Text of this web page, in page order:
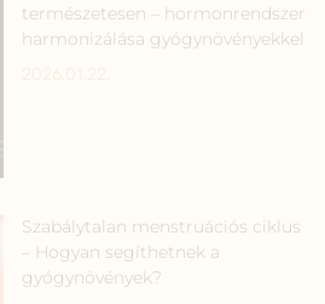
természetesen – hormonrendszer
harmonizálása gyógynövényekkel
Szabálytalan menstruációs ciklus
– Hogyan segíthetnek a
gyógynövények?